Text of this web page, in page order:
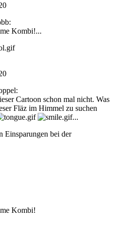
Kombi!...
Cartoon schon mal nicht. Was
Fläz im Himmel zu suchen
...
Einsparungen bei der
Kombi!